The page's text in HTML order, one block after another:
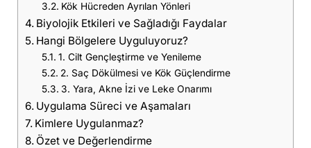
Kök Hücreden Ayrılan Yönleri
Biyolojik Etkileri ve Sağladığı Faydalar
Hangi Bölgelere Uyguluyoruz?
1. Cilt Gençleştirme ve Yenileme
2. Saç Dökülmesi ve Kök Güçlendirme
3. Yara, Akne İzi ve Leke Onarımı
Uygulama Süreci ve Aşamaları
Kimlere Uygulanmaz?
Özet ve Değerlendirme